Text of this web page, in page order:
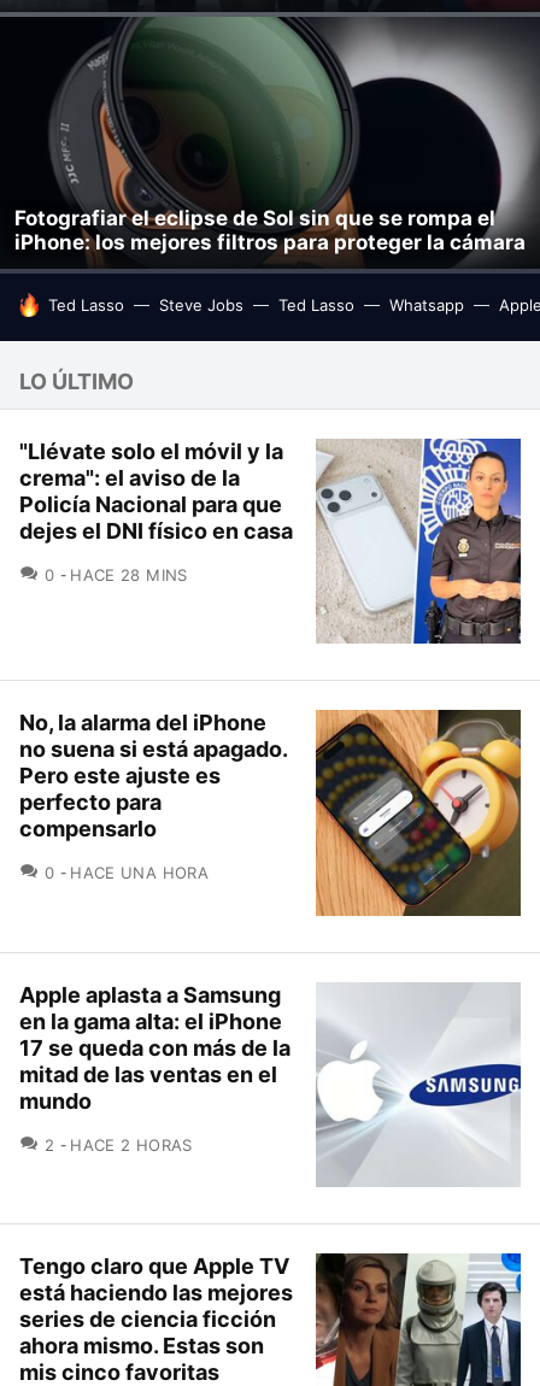
Fotografiar el eclipse de Sol sin que se rompa el
iPhone: los mejores filtros para proteger la cámara
HOY SE HABLA DE
Ted Lasso Steve Jobs Ted Lasso Whatsapp
LO ÚLTIMO
"Llévate solo el móvil y la
crema": el aviso de la
Policía Nacional para que
dejes el DNI físico en casa
0 COMENTARIOS
HACE 28 MINS
No, la alarma del iPhone
no suena si está apagado.
Pero este ajuste es
perfecto para
compensarlo
0 COMENTARIOS
HACE UNA HORA
Apple aplasta a Samsung
en la gama alta: el iPhone
17 se queda con más de la
mitad de las ventas en el
mundo
2 COMENTARIOS
HACE 2 HORAS
Tengo claro que Apple TV
está haciendo las mejores
series de ciencia ficción
ahora mismo. Estas son
mis cinco favoritas